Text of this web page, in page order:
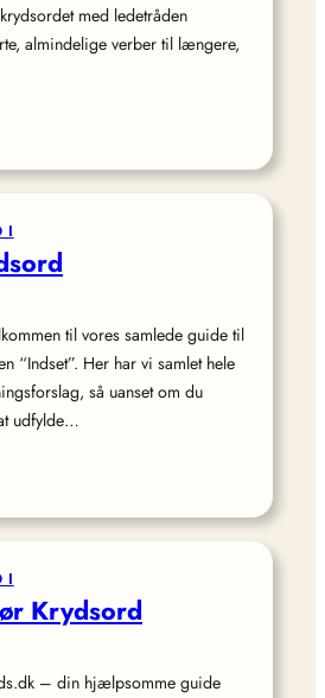
med ledetråden
almindelige verber til længere,
I
til vores samlede guide til
“Indset”. Her har vi samlet hele
så uanset om du
udfylde…
I
Krydsord
– din hjælpsomme guide